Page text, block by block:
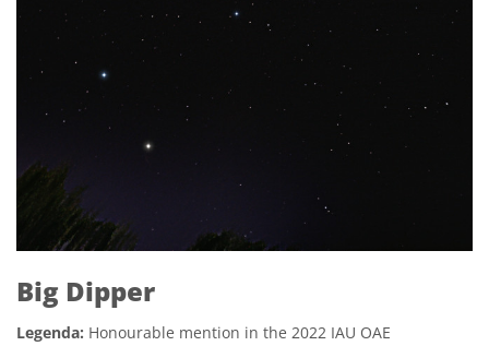
Big Dipper
Legenda: Honourable mention in the 2022 IAU OAE